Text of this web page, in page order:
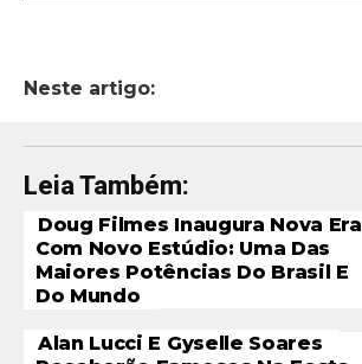
Neste artigo:
Leia Também:
Doug Filmes Inaugura Nova Era
Com Novo Estúdio: Uma Das
Maiores Potências Do Brasil E
Do Mundo
Alan Lucci E Gyselle Soares